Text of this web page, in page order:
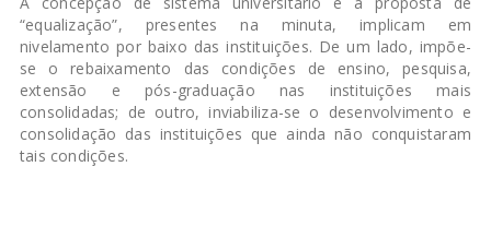
“equalização”, presentes na minuta, implicam em
nivelamento por baixo das instituições. De um lado, impõe-
se o rebaixamento das condições de ensino, pesquisa,
extensão e pós-graduação nas instituições mais
consolidadas; de outro, inviabiliza-se o desenvolvimento e
consolidação das instituições que ainda não conquistaram
tais condições.